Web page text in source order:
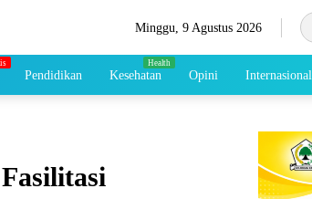
Minggu, 9 Agustus 2026
Pendidikan Kesehatan Opini Internasional